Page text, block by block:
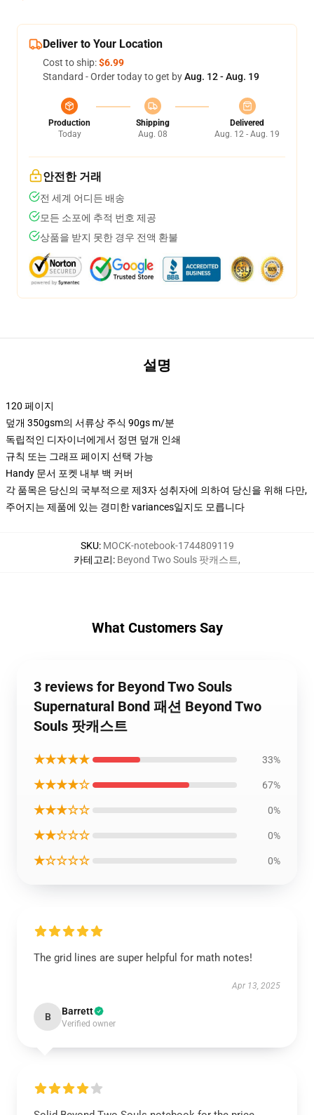
Deliver to Your Location
Cost to ship:$6.99
Standard - Order today to get byAug. 12 - Aug. 19
Production
Today
Shipping
Aug. 08
Delivered
Aug. 12 - Aug. 19
안전한 거래
전 세계 어디든 배송
모든 소포에 추적 번호 제공
상품을 받지 못한 경우 전액 환불
설명
120 페이지
덮개 350gsm의 서류상 주식 90gs m/분
독립적인 디자이너에게서 정면 덮개 인쇄
규칙 또는 그래프 페이지 선택 가능
Handy 문서 포켓 내부 백 커버
각 품목은 당신의 국부적으로 제3자 성취자에 의하여 당신을 위해 다만,
주어지는 제품에 있는 경미한 variances일지도 모릅니다
SKU: MOCK-notebook-1744809119
카테고리: Beyond Two Souls 팟캐스트,
What Customers Say
3 reviews for Beyond Two Souls
Supernatural Bond 패션 Beyond Two
Souls 팟캐스트
★★★★★ 33%
★★★★☆ 67%
★★★☆☆ 0%
★★☆☆☆ 0%
★☆☆☆☆ 0%
The grid lines are super helpful for math notes!
Apr 13, 2025
B Barrett
Verified owner